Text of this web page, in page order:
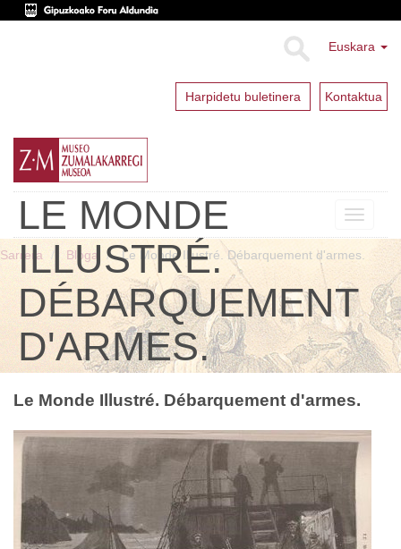
Euskara
Harpidetu buletinera Kontaktua
Toggle
Sarrera Bloga Le Monde Illustré. Débarquement d'armes.
LE MONDE
ILLUSTRÉ.
DÉBARQUEMENT
D'ARMES.
Le Monde Illustré. Débarquement d'armes.